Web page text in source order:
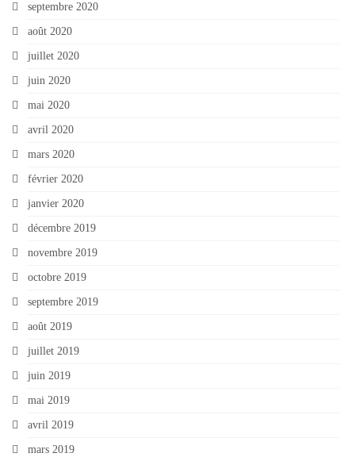
septembre 2020
août 2020
juillet 2020
juin 2020
mai 2020
avril 2020
mars 2020
février 2020
janvier 2020
décembre 2019
novembre 2019
octobre 2019
septembre 2019
août 2019
juillet 2019
juin 2019
mai 2019
avril 2019
mars 2019